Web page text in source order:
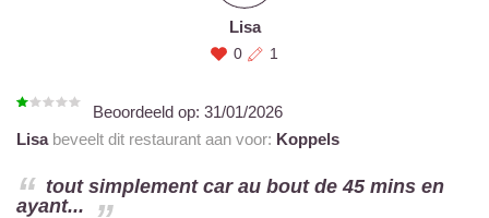
Lisa
0 1
Beoordeeld op: 31/01/2026
Lisabeveelt dit restaurant aan voor: Koppels
tout simplement car au bout de 45 mins en
ayant...